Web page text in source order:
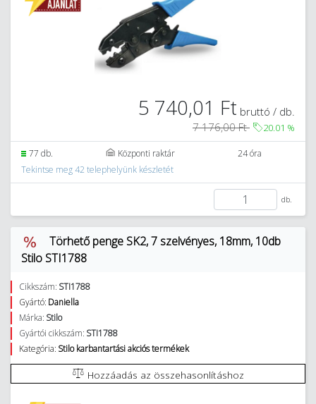
5 740,01 Ft bruttó / db.
7 176,00 Ft
20.01 %
77 db. Központi raktár
24 óra
Tekintse meg 42 telephelyünk készletét
db.
Törhető penge SK2, 7 szelvényes, 18mm, 10db
Stilo STI1788
Cikkszám: STI1788
Gyártó: Daniella
Márka: Stilo
Gyártói cikkszám: STI1788
Kategória: Stilo karbantartási akciós termékek
Hozzáadás az összehasonlításhoz